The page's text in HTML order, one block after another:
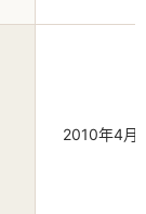
2010年4月